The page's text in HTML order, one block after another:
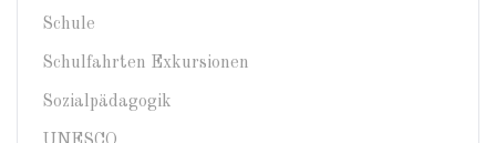
Schule
Schulfahrten Exkursionen
Sozialpädagogik